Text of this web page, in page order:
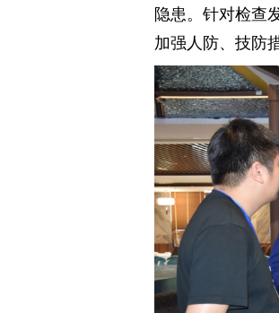
隐患。针对检查
加强人防、技防